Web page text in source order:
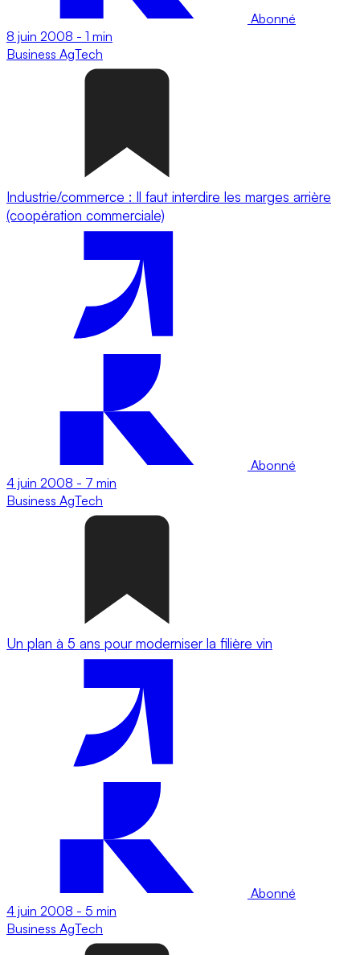
Abonné
8 juin 2008 - 1 min
Business AgTech
Industrie/commerce : Il faut interdire les marges arrière
(coopération commerciale)
Abonné
4 juin 2008 - 7 min
Business AgTech
Un plan à 5 ans pour moderniser la filière vin
Abonné
4 juin 2008 - 5 min
Business AgTech